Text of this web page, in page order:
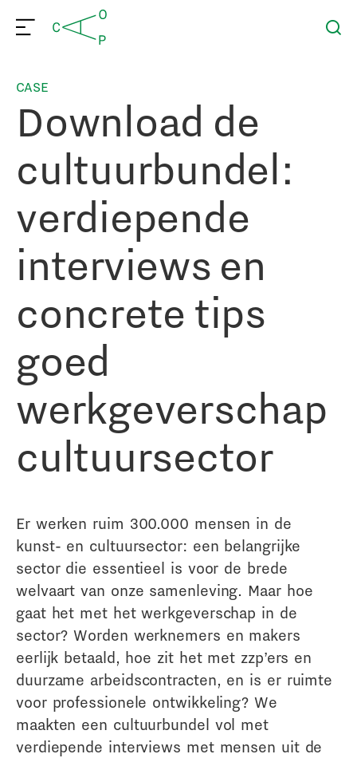
CASE
Download de
cultuurbundel:
verdiepende
interviews en
concrete tips
goed
werkgeverschap
cultuursector
Er werken ruim 300.000 mensen in de
kunst- en cultuursector: een belangrijke
sector die essentieel is voor de brede
welvaart van onze samenleving. Maar hoe
gaat het met het werkgeverschap in de
sector? Worden werknemers en makers
eerlijk betaald, hoe zit het met zzp’ers en
duurzame arbeidscontracten, en is er ruimte
voor professionele ontwikkeling? We
maakten een cultuurbundel vol met
verdiepende interviews met mensen uit de